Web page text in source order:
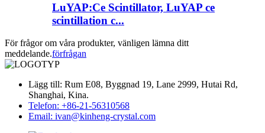
LuYAP:Ce Scintillator, LuYAP ce
scintillation c...
För frågor om våra produkter, vänligen lämna ditt
meddelande.förfrågan
Lägg till: Rum E08, Byggnad 19, Lane 2999, Hutai Rd,
Shanghai, Kina.
Telefon: +86-21-56310568
Email: ivan@kinheng-crystal.com